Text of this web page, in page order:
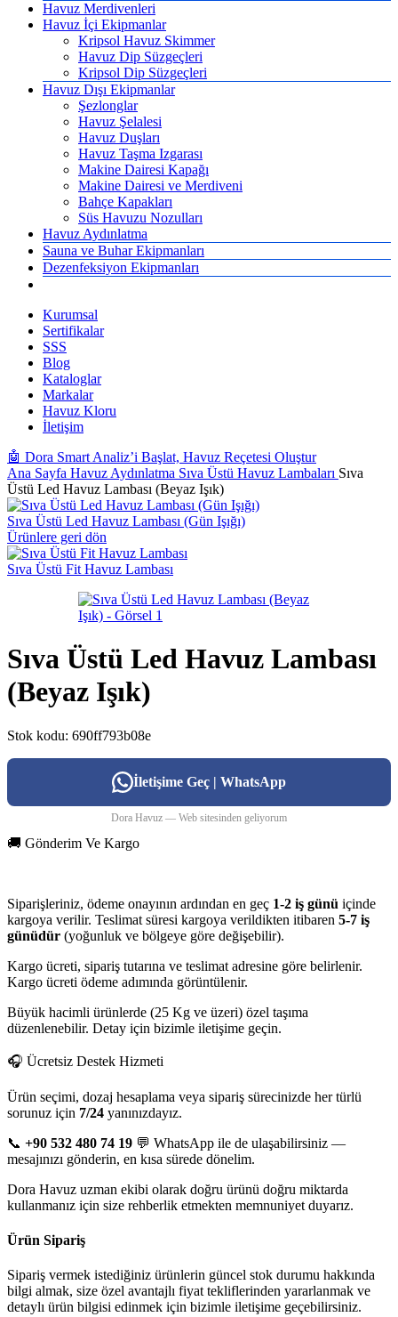
Havuz Merdivenleri
Havuz İçi Ekipmanlar
Kripsol Havuz Skimmer
Havuz Dip Süzgeçleri
Kripsol Dip Süzgeçleri
Havuz Dışı Ekipmanlar
Şezlonglar
Havuz Şelalesi
Havuz Duşları
Havuz Taşma Izgarası
Makine Dairesi Kapağı
Makine Dairesi ve Merdiveni
Bahçe Kapakları
Süs Havuzu Nozulları
Havuz Aydınlatma
Sauna ve Buhar Ekipmanları
Dezenfeksiyon Ekipmanları
Kurumsal
Sertifikalar
SSS
Blog
Kataloglar
Markalar
Havuz Kloru
İletişim
🤖 Dora Smart Analiz’i Başlat, Havuz Reçetesi Oluştur
Ana Sayfa Havuz Aydınlatma Sıva Üstü Havuz Lambaları Sıva
Üstü Led Havuz Lambası (Beyaz Işık)
Sıva Üstü Led Havuz Lambası (Gün Işığı)
Ürünlere geri dön
Sıva Üstü Fit Havuz Lambası
Sıva Üstü Led Havuz Lambası
(Beyaz Işık)
Stok kodu: 690ff793b08e
İletişime Geç | WhatsApp
Dora Havuz — Web sitesinden geliyorum
🚚 Gönderim Ve Kargo
Siparişleriniz, ödeme onayının ardından en geç 1-2 iş günü içinde
kargoya verilir. Teslimat süresi kargoya verildikten itibaren 5-7 iş
günüdür (yoğunluk ve bölgeye göre değişebilir).
Kargo ücreti, sipariş tutarına ve teslimat adresine göre belirlenir.
Kargo ücreti ödeme adımında görüntülenir.
Büyük hacimli ürünlerde (25 Kg ve üzeri) özel taşıma
düzenlenebilir. Detay için bizimle iletişime geçin.
🎧 Ücretsiz Destek Hizmeti
Ürün seçimi, dozaj hesaplama veya sipariş sürecinizde her türlü
sorunuz için 7/24 yanınızdayız.
📞 +90 532 480 74 19 💬 WhatsApp ile de ulaşabilirsiniz —
mesajınızı gönderin, en kısa sürede dönelim.
Dora Havuz uzman ekibi olarak doğru ürünü doğru miktarda
kullanmanız için size rehberlik etmekten memnuniyet duyarız.
Ürün Sipariş
Sipariş vermek istediğiniz ürünlerin güncel stok durumu hakkında
bilgi almak, size özel avantajlı fiyat tekliflerinden yararlanmak ve
detaylı ürün bilgisi edinmek için bizimle iletişime geçebilirsiniz.